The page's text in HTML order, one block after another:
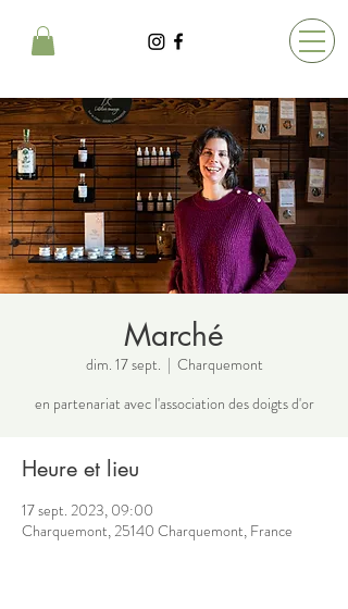
Marché
dim. 17 sept.
  |
Charquemont
en partenariat avec l'association des doigts d'or
Heure et lieu
17 sept. 2023, 09:00
Charquemont, 25140 Charquemont, France